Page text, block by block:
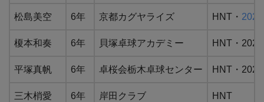
松島美空 6年 京都カグヤライズ HNT・
榎本和奏 6年 貝塚卓球アカデミー HNT・
平塚真帆 6年 卓桜会栃木卓球センター HNT・
三木梢愛 6年 岸田クラブ HNT